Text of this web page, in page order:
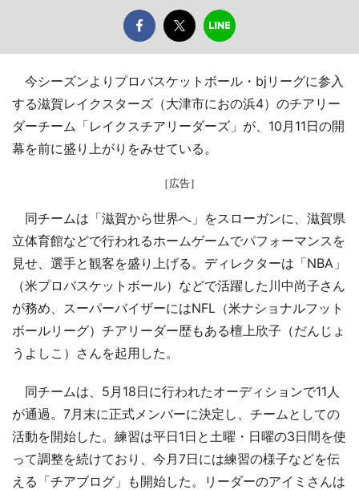
今シーズンよりプロバスケットボール・bjリーグに参入
する滋賀レイクスターズ（大津市におの浜4）のチアリー
ダーチーム「レイクスチアリーダーズ」が、10月11日の開
幕を前に盛り上がりをみせている。
［広告］
同チームは「滋賀から世界へ」をスローガンに、滋賀県
立体育館などで行われるホームゲームでパフォーマンスを
見せ、選手と観客を盛り上げる。ディレクターは「NBA」
（米プロバスケットボール）などで活躍した川中尚子さん
が務め、スーパーバイザーにはNFL（米ナショナルフット
ボールリーグ）チアリーダー歴もある檀上欣子（だんじょ
うよしこ）さんを起用した。
同チームは、5月18日に行われたオーディションで11人
が通過。7月末に正式メンバーに決定し、チームとしての
活動を開始した。練習は平日1日と土曜・日曜の3日間を使
って調整を続けており、今月7日には練習の様子などを伝
える「チアブログ」も開始した。リーダーのアイミさんは